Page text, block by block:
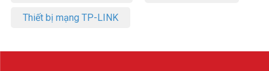
Thiết bị mạng TP-LINK